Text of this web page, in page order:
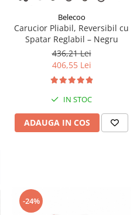
Belecoo
Carucior Pliabil, Reversibil cu
Spatar Reglabil – Negru
436,21 Lei
406,55 Lei
IN STOC
ADAUGA IN COS
-24%